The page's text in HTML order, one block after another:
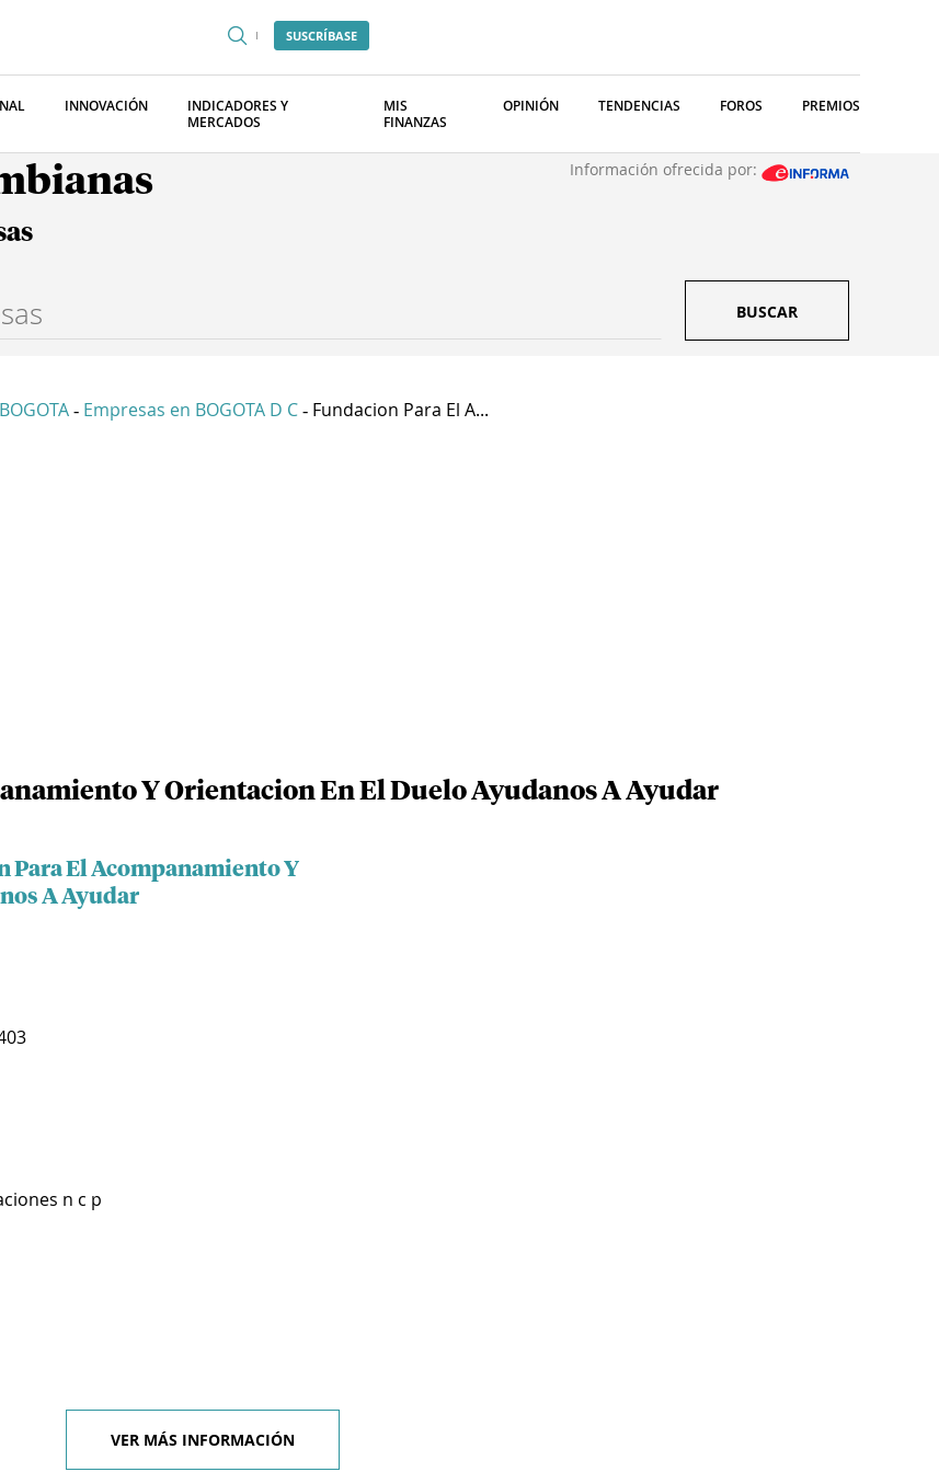
SUSCRÍBASE
INNOVACIÓN
INDICADORES Y
MERCADOS
MIS
FINANZAS
OPINIÓN TENDENCIAS FOROS PREMIOS
Información ofrecida por:
BUSCAR
- Empresas en BOGOTA D C - Fundacion Para El A...
Y Orientacion En El Duelo Ayudanos A Ayudar
Para El Acompanamiento Y
A Ayudar
n c p
VER MÁS INFORMACIÓN